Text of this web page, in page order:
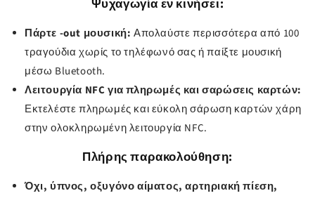
Ψυχαγωγία εν κινήσει:
Πάρτε -out μουσική: Απολαύστε περισσότερα από 100
τραγούδια χωρίς το τηλέφωνό σας ή παίξτε μουσική
μέσω Bluetooth.
Λειτουργία NFC για πληρωμές και σαρώσεις καρτών:
Εκτελέστε πληρωμές και εύκολη σάρωση καρτών χάρη
στην ολοκληρωμένη λειτουργία NFC.
Πλήρης παρακολούθηση:
Όχι, ύπνος, οξυγόνο αίματος, αρτηριακή πίεση,